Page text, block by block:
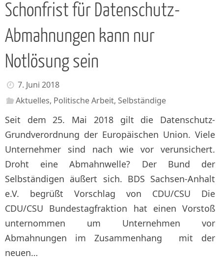
Schonfrist für Datenschutz-
Abmahnungen kann nur
Notlösung sein
7. Juni 2018
Aktuelles, Politische Arbeit, Selbständige
Seit dem 25. Mai 2018 gilt die Datenschutz-
Grundverordnung der Europäischen Union. Viele
Unternehmer sind nach wie vor verunsichert.
Droht eine Abmahnwelle? Der Bund der
Selbständigen äußert sich. BDS Sachsen-Anhalt
e.V. begrüßt Vorschlag von CDU/CSU Die
CDU/CSU Bundestagfraktion hat einen Vorstoß
unternommen um Unternehmen vor
Abmahnungen im Zusammenhang mit der
neuen…